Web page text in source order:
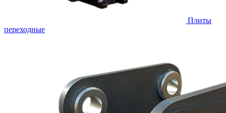
Плиты
переходные